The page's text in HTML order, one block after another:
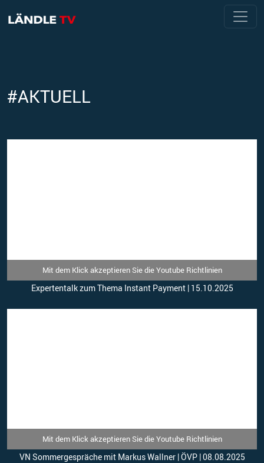
#AKTUELL
Mit dem Klick akzeptieren Sie die Youtube Richtlinien
Expertentalk zum Thema Instant Payment | 15.10.2025
Mit dem Klick akzeptieren Sie die Youtube Richtlinien
VN Sommergespräche mit Markus Wallner | ÖVP | 08.08.2025